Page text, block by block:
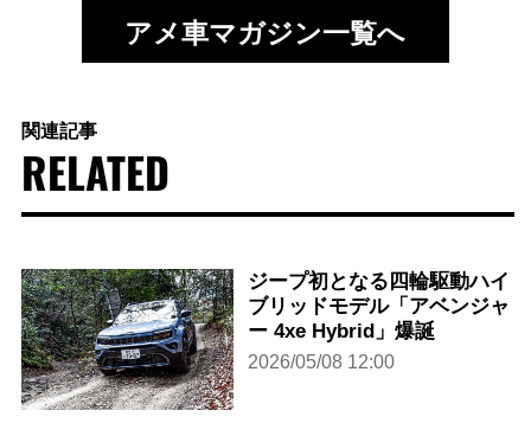
アメ車マガジン一覧へ
関連記事
RELATED
ジープ初となる四輪駆動ハイ
ブリッドモデル「アベンジャ
ー 4xe Hybrid」爆誕
2026/05/08 12:00